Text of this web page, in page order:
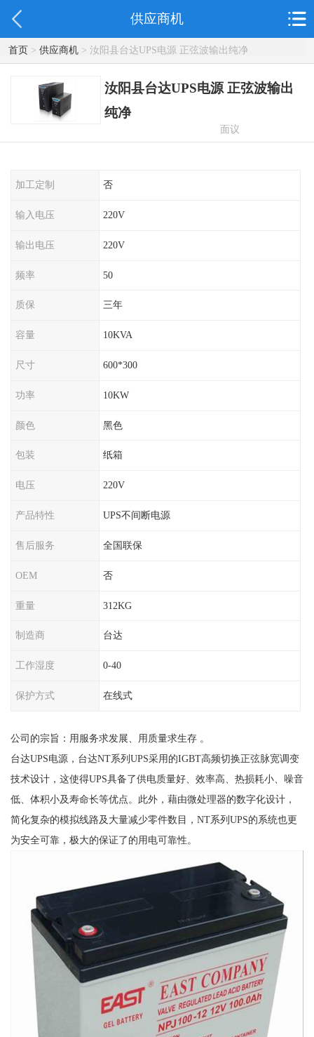
供应商机
首页> 供应商机> 汝阳县台达UPS电源 正弦波输出纯净
汝阳县台达UPS电源 正弦波输出
纯净
面议
加工定制 否
输入电压 220V
输出电压 220V
频率 50
质保 三年
容量 10KVA
尺寸 600*300
功率 10KW
颜色 黑色
包装 纸箱
电压 220V
产品特性 UPS不间断电源
售后服务 全国联保
OEM 否
重量 312KG
制造商 台达
工作湿度 0-40
保护方式 在线式
公司的宗旨：用服务求发展、用质量求生存 。
台达UPS电源，台达NT系列UPS采用的IGBT高频切换正弦脉宽调变
技术设计，这使得UPS具备了供电质量好、效率高、热损耗小、噪音
低、体积小及寿命长等优点。此外，藉由微处理器的数字化设计，
简化复杂的模拟线路及大量减少零件数目，NT系列UPS的系统也更
为安全可靠，极大的保证了的用电可靠性。